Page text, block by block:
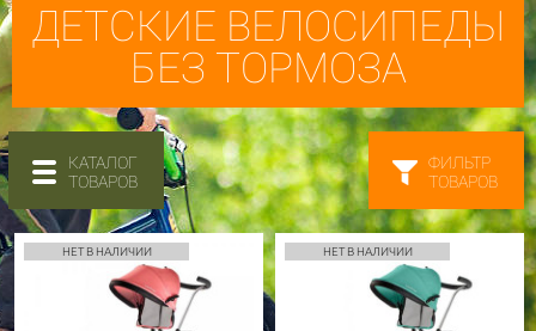
ДЕТСКИЕ ВЕЛОСИПЕДЫ
БЕЗ ТОРМОЗА
КАТАЛОГ
ТОВАРОВ
ФИЛЬТР
ТОВАРОВ
НЕТ В НАЛИЧИИ НЕТ В НАЛИЧИИ